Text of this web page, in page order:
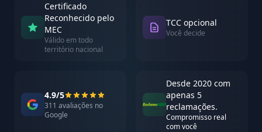
Certificado
Reconhecido pelo
MEC
Válido em todo
território nacional
TCC opcional
Você decide
4.9/5
311 avaliações no
Google
Desde 2020 com
apenas 5
reclamações.
Compromisso real
com você